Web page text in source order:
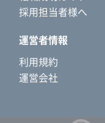
採用担当者様へ
運営者情報
利用規約
運営会社